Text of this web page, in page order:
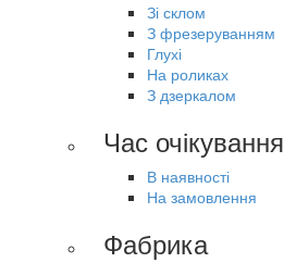
Зі склом
З фрезеруванням
Глухі
На роликах
З дзеркалом
Час очікування
В наявності
На замовлення
Фабрика